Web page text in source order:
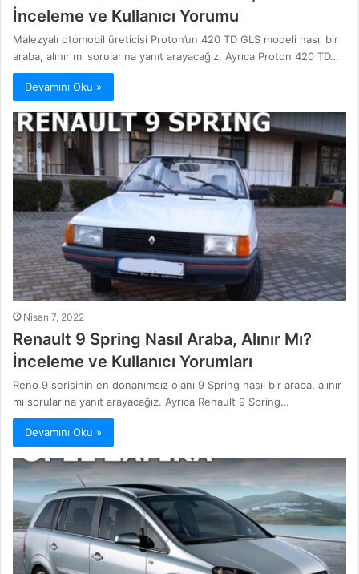
İnceleme ve Kullanıcı Yorumu
Malezyalı otomobil üreticisi Proton’un 420 TD GLS modeli nasıl bir
araba, alınır mı sorularına yanıt arayacağız. Ayrıca Proton 420 TD…
Devamını Oku »
Nisan 7, 2022
Renault 9 Spring Nasıl Araba, Alınır Mı?
İnceleme ve Kullanıcı Yorumları
Reno 9 serisinin en donanımsız olanı 9 Spring nasıl bir araba, alınır
mı sorularına yanıt arayacağız. Ayrıca Renault 9 Spring…
Devamını Oku »